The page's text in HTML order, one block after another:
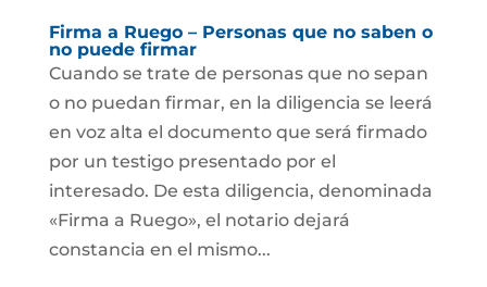
Firma a Ruego – Personas que no saben o
no puede firmar
Cuando se trate de personas que no sepan
o no puedan firmar, en la diligencia se leerá
en voz alta el documento que será firmado
por un testigo presentado por el
interesado. De esta diligencia, denominada
«Firma a Ruego», el notario dejará
constancia en el mismo...